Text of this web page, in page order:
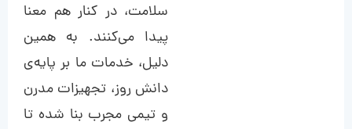
سلامت، در کنار هم معنا
پیدا می‌کنند. به همین
دلیل، خدمات ما بر پایه‌ی
دانش روز، تجهیزات مدرن
و تیمی مجرب بنا شده تا